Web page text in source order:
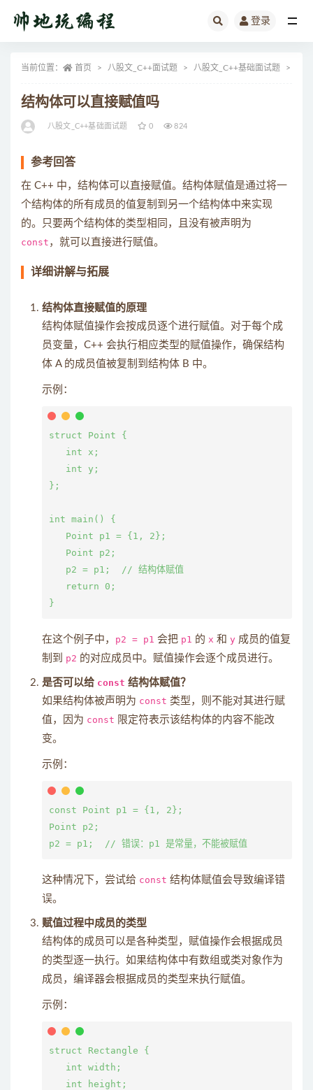
登录
当前位置： 首页 八股文_C++面试题 八股文_C++基础面试题
结构体可以直接赋值吗
八股文_C++基础面试题 0 824
参考回答
在 C++ 中，结构体可以直接赋值。结构体赋值是通过将一
个结构体的所有成员的值复制到另一个结构体中来实现
的。只要两个结构体的类型相同，且没有被声明为
const ，就可以直接进行赋值。
详细讲解与拓展
结构体直接赋值的原理
结构体赋值操作会按成员逐个进行赋值。对于每个成
员变量，C++ 会执行相应类型的赋值操作，确保结构
体 A 的成员值被复制到结构体 B 中。
示例：
struct Point {
   int x;
   int y;
};
int main() {
   Point p1 = {1, 2};
   Point p2;
   p2 = p1;  // 结构体赋值
   return 0;
在这个例子中， p2 = p1 会把 p1 的 x 和 y 成员的值复
制到 p2 的对应成员中。赋值操作会逐个成员进行。
是否可以给 const 结构体赋值？
如果结构体被声明为 const 类型，则不能对其进行赋
值，因为 const 限定符表示该结构体的内容不能改
变。
示例：
const Point p1 = {1, 2};
Point p2;
这种情况下，尝试给 const 结构体赋值会导致编译错
误。
赋值过程中成员的类型
结构体的成员可以是各种类型，赋值操作会根据成员
的类型逐一执行。如果结构体中有数组或类对象作为
成员，编译器会根据成员的类型来执行赋值。
示例：
struct Rectangle {
   int width;
   int height;